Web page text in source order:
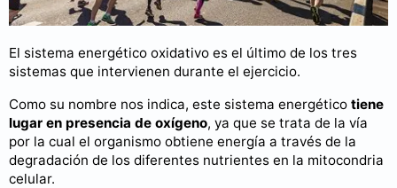
El sistema energético oxidativo es el último de los tres
sistemas que intervienen durante el ejercicio.
Como su nombre nos indica, este sistema energético tiene
lugar en presencia de oxígeno, ya que se trata de la vía
por la cual el organismo obtiene energía a través de la
degradación de los diferentes nutrientes en la mitocondria
celular.